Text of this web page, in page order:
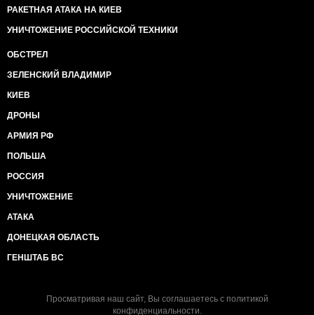
РАКЕТНАЯ АТАКА НА КИЕВ
УНИЧТОЖЕНИЕ РОССИЙСКОЙ ТЕХНИКИ
ОБСТРЕЛ
ЗЕЛЕНСКИЙ ВЛАДИМИР
КИЕВ
ДРОНЫ
АРМИЯ РФ
ПОЛЬША
РОССИЯ
УНИЧТОЖЕНИЕ
АТАКА
ДОНЕЦКАЯ ОБЛАСТЬ
ГЕНШТАБ ВС
Просматривая наш сайт, Вы соглашаетесь с политикой
конфиденциальности.